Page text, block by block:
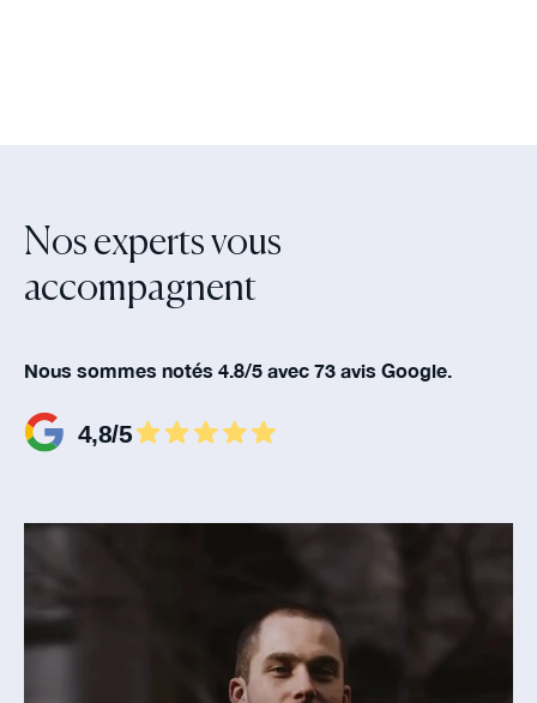
Nos experts vous
accompagnent‍
Nous sommes notés 4.8/5 avec 73 avis Google.